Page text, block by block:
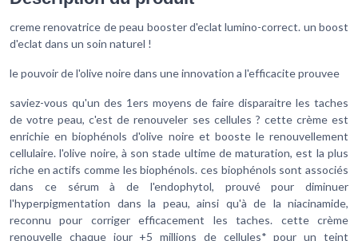
creme renovatrice de peau booster d'eclat lumino-correct. un boost
d'eclat dans un soin naturel !
le pouvoir de l'olive noire dans une innovation a l'efficacite prouvee
saviez-vous qu'un des 1ers moyens de faire disparaitre les taches
de votre peau, c'est de renouveler ses cellules ? cette crème est
enrichie en biophénols d'olive noire et booste le renouvellement
cellulaire. l'olive noire, à son stade ultime de maturation, est la plus
riche en actifs comme les biophénols. ces biophénols sont associés
dans ce sérum à de l'endophytol, prouvé pour diminuer
l'hyperpigmentation dans la peau, ainsi qu'à de la niacinamide,
reconnu pour corriger efficacement les taches. cette crème
renouvelle chaque jour +5 millions de cellules* pour un teint